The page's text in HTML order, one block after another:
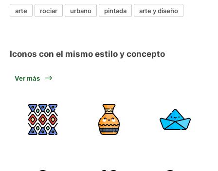
arte rociar urbano pintada arte y diseño
Iconos con el mismo estilo y concepto
Ver más